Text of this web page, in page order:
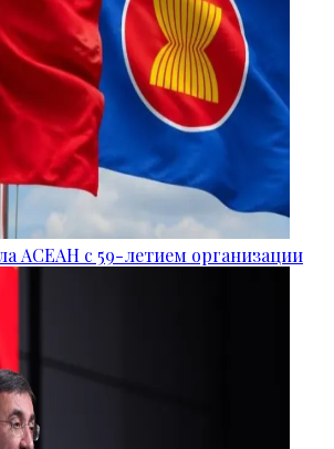
АСЕАН с 59-летием организации